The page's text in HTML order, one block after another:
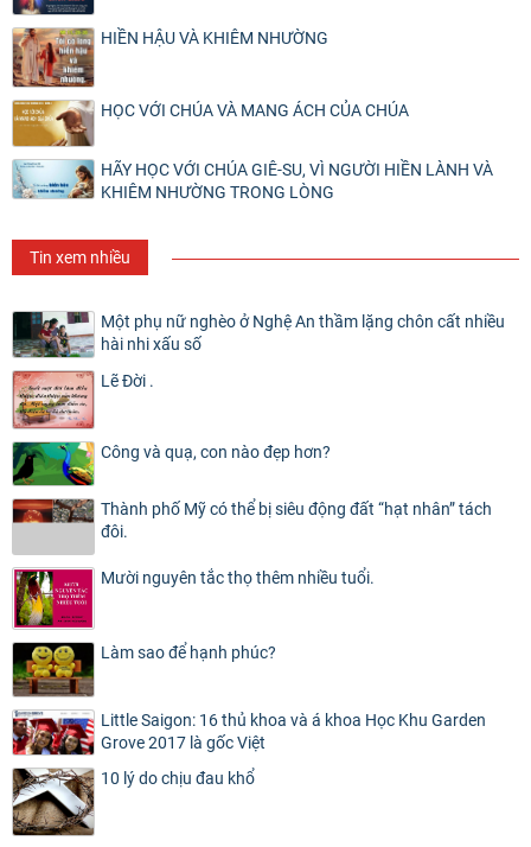
HIỀN HẬU VÀ KHIÊM NHƯỜNG
HỌC VỚI CHÚA VÀ MANG ÁCH CỦA CHÚA
HÃY HỌC VỚI CHÚA GIÊ-SU, VÌ NGƯỜI HIỀN LÀNH VÀ
KHIÊM NHƯỜNG TRONG LÒNG
Tin xem nhiều
Một phụ nữ nghèo ở Nghệ An thầm lặng chôn cất nhiều
hài nhi xấu số
Lẽ Đời .
Công và quạ, con nào đẹp hơn?
Thành phố Mỹ có thể bị siêu động đất “hạt nhân” tách
đôi.
Mười nguyên tắc thọ thêm nhiều tuổi.
Làm sao để hạnh phúc?
Little Saigon: 16 thủ khoa và á khoa Học Khu Garden
Grove 2017 là gốc Việt
10 lý do chịu đau khổ